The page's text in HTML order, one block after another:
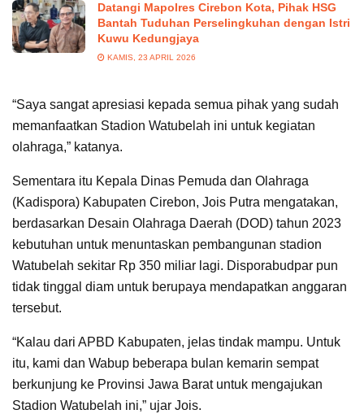
Datangi Mapolres Cirebon Kota, Pihak HSG
Bantah Tuduhan Perselingkuhan dengan Istri
Kuwu Kedungjaya
KAMIS, 23 APRIL 2026
“Saya sangat apresiasi kepada semua pihak yang sudah
memanfaatkan Stadion Watubelah ini untuk kegiatan
olahraga,” katanya.
Sementara itu Kepala Dinas Pemuda dan Olahraga
(Kadispora) Kabupaten Cirebon, Jois Putra mengatakan,
berdasarkan Desain Olahraga Daerah (DOD) tahun 2023
kebutuhan untuk menuntaskan pembangunan stadion
Watubelah sekitar Rp 350 miliar lagi. Disporabudpar pun
tidak tinggal diam untuk berupaya mendapatkan anggaran
tersebut.
“Kalau dari APBD Kabupaten, jelas tindak mampu. Untuk
itu, kami dan Wabup beberapa bulan kemarin sempat
berkunjung ke Provinsi Jawa Barat untuk mengajukan
Stadion Watubelah ini,” ujar Jois.